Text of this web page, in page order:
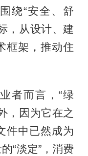
绕“安全、舒
，从设计、建
框架，推动住
者而言，“绿
，因为它在之
件中已然成为
“淡定”，消费